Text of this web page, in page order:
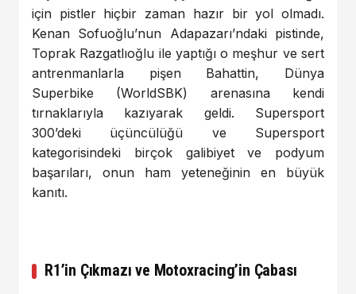
için pistler hiçbir zaman hazır bir yol olmadı.
Kenan Sofuoğlu’nun Adapazarı’ndaki pistinde,
Toprak Razgatlıoğlu ile yaptığı o meşhur ve sert
antrenmanlarla pişen Bahattin, Dünya
Superbike (WorldSBK) arenasına kendi
tırnaklarıyla kazıyarak geldi. Supersport
300’deki üçüncülüğü ve Supersport
kategorisindeki birçok galibiyet ve podyum
başarıları, onun ham yeteneğinin en büyük
kanıtı.
R1’in Çıkmazı ve Motoxracing’in Çabası